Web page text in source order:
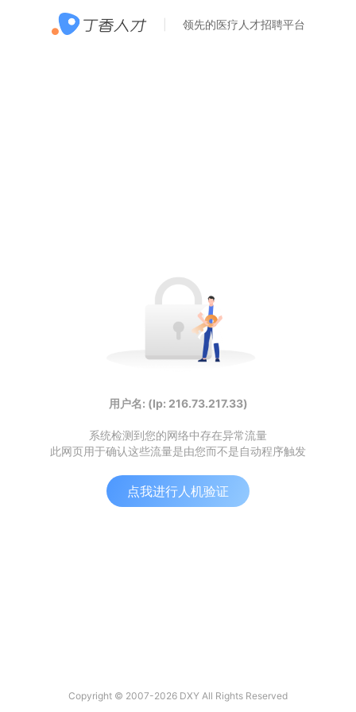
领先的医疗人才招聘平台
用户名: (Ip: 216.73.217.33)
系统检测到您的网络中存在异常流量
此网页用于确认这些流量是由您而不是自动程序触发
点我进行人机验证
Copyright © 2007-2026 DXY All Rights Reserved